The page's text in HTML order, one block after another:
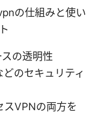
の仕組みと使い
の透明性
のセキュリティ
スVPNの両方を